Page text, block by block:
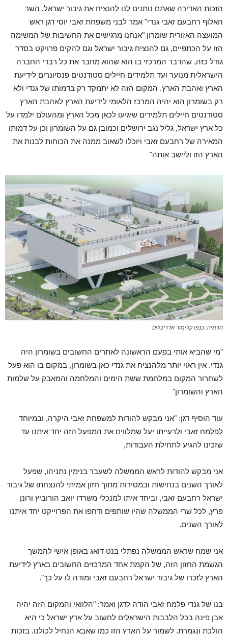
הזכות האדירה שאתם נותנים לנו להנציח את גיבור ישראל, השר
האלוף רחבעם זאבי גנדי" אמר לבני משפחת זאבי יוסי דגן ראש
המועצה האזורית שומרון "אנחנו מרגישים את החשיבות של המשימה
הזו על הכתפיים, גם להנציח גיבור ישראל וגם להקים פרויקט בסדר
גודל כזה, שהדבר המרכזי בו הוא שהוא מחבר את כל רבדי החברה
הישראלית מנוער ועד תלמידים חיילים סטודנטים פנסיונרים לידיעת
הארץ ואהבת הארץ. המקום הזה לא יתמקד רק בדמותו של גנדי ולא
רק בשומרון הוא יהיה המרכז הלאומי לידיעת הארץ לאהבת הארץ
סטודנטים חיילים תלמידים שיגיעו לכאן מכל הארץ ומהעולם ילמדו על
כל ארץ ישראל, גליל נגב ירושלים וכמובן גם על השומרון וכן על דמותו
המאירה של רחבעם זאבי ויוכלו לשאוב ממנה את הכוחות לבנות את
הארץ הזו וליישב אותה"
הדמיה: כנפו קלימור אדריכלים
"מי שהביא אותי בפעם הראשונה לאתרים החשובים בשומרון היה
גנדי. אין ראוי יותר מלהנציח את גנדי כאן בשומרון, במקום בו הוא פעל
לשחרור המקום במלחמת ששת הימים והמלחמה והמאבק על שלמות
הארץ והשומרון"
עוד הוסיף דגן: "אני מבקש להודות למשפחת זאבי היקרה, ובמיוחד
לפלמח זאבי ולרעייתו יעל שמלווים את המפעל הזה יחד איתנו עד
שזכינו להגיע לתחילת העבודות,
אני מבקש להודות לראש הממשלה לשעבר בנימין נתניהו, שפעל
לאורך השנים בנחישות ובמסירות מתוך חזון אמיתי להנצחתו של גיבור
ישראל רחבעם זאבי, וביחד איתו למנכלי משרדו יואב הורוביץ ורונן
פרץ, לכל שרי הממשלה שהיו שותפים ודחפו את הפרוייקט יחד איתנו
לאורך השנים.
אני שמח שראש הממשלה נפתלי בנט דואג באופן אישי להמשך
הגשמת החזון הזה, של הקמת אחד המרכזים החשובים בארץ לידיעת
הארץ לזכרו של גיבור ישראל רחבעם זאבי ומודה לו על כך".
בנו של גנדי פלמח זאבי הודה לדגן ואמר: "הלוואי והמקום הזה יהיה
אבן פינה בכל הלבבות הישראלים לחשוב על ארץ ישראל כי היא
הולכת ונגמרת. לשמור על הארץ הזו כמו שאבא הנחיל לכולנו. בזכות